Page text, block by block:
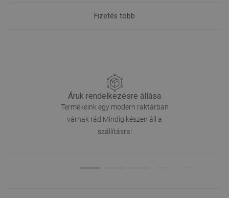
Fizetés több
Áruk rendelkezésre állása
Termékeink egy modern raktárban
várnak rád.Mindig készen áll a
szállításra!